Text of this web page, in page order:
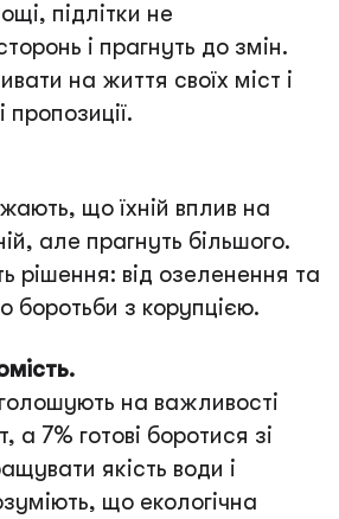
підлітки не
і прагнуть до змін.
на життя своїх міст і
що їхній вплив на
але прагнуть більшого.
рішення: від озеленення та
боротьби з корупцією.
на важливості
а 7% готові боротися зі
якість води і
що екологічна